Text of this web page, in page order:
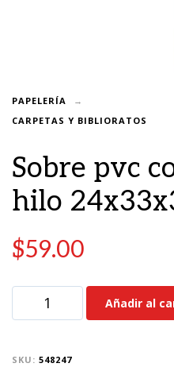
PAPELERÍA
CARPETAS Y BIBLIORATOS
Sobre pvc
hilo
$59.00
Añadir al
SKU: 548247